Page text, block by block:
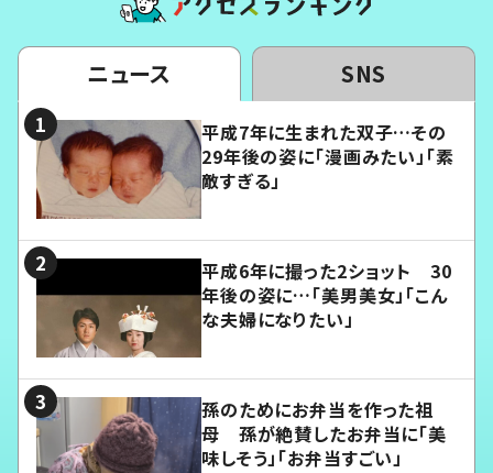
ニュース SNS
平成7年に生まれた双子…その
29年後の姿に「漫画みたい」「素
敵すぎる」
平成6年に撮った2ショット 30
年後の姿に…「美男美女」「こん
な夫婦になりたい」
孫のためにお弁当を作った祖
母 孫が絶賛したお弁当に「美
味しそう」「お弁当すごい」